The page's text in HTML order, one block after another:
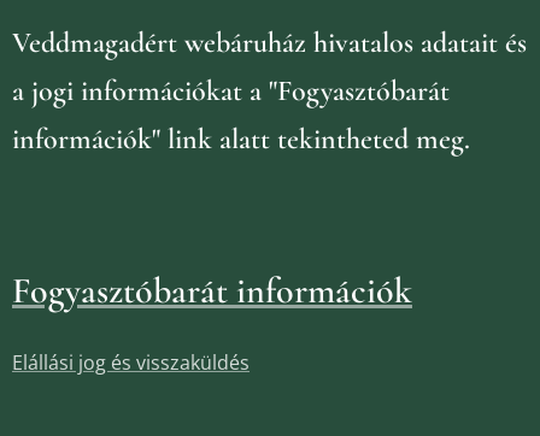
Veddmagadért webáruház hivatalos adatait és
a jogi információkat a "Fogyasztóbarát
információk" link alatt tekintheted meg.
Fogyasztóbarát információk
Elállási jog és visszaküldés